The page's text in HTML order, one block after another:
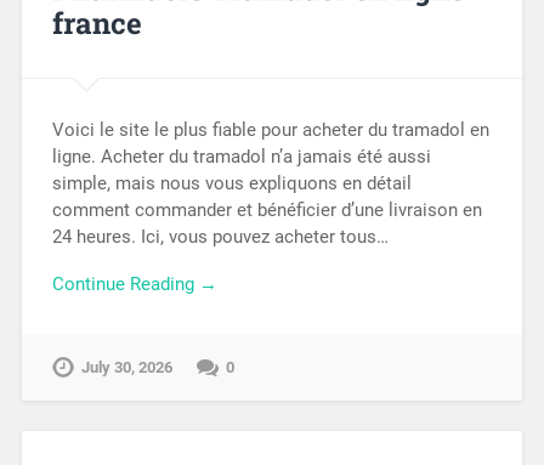
france
Voici le site le plus fiable pour acheter du tramadol en
ligne. Acheter du tramadol n’a jamais été aussi
simple, mais nous vous expliquons en détail
comment commander et bénéficier d’une livraison en
24 heures. Ici, vous pouvez acheter tous…
Continue Reading →
July 30, 2026 0